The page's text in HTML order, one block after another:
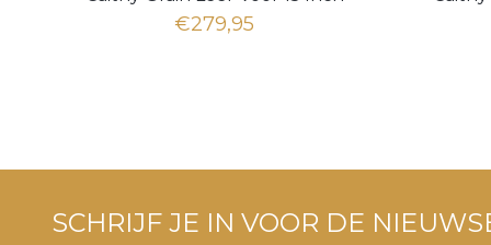
Laptop
€279,95
SCHRIJF JE IN VOOR DE